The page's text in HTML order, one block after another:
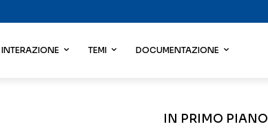
INTERAZIONE TEMI DOCUMENTAZIONE
IN PRIMO PIANO